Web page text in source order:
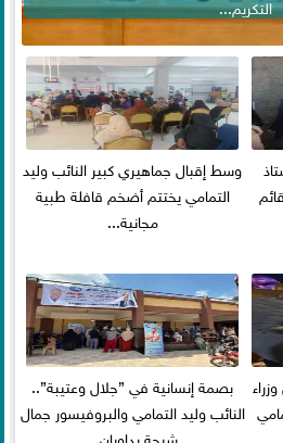
التكريم...
وسط إقبال جماهيري كبير النائب وليد
التمامي يختتم أضخم قافلة طبية
مجانية...
بصمة إنسانية في ”جلال وعتيبة”..
النائب وليد التمامي والبروفيسور جمال
شيحة يداويان...